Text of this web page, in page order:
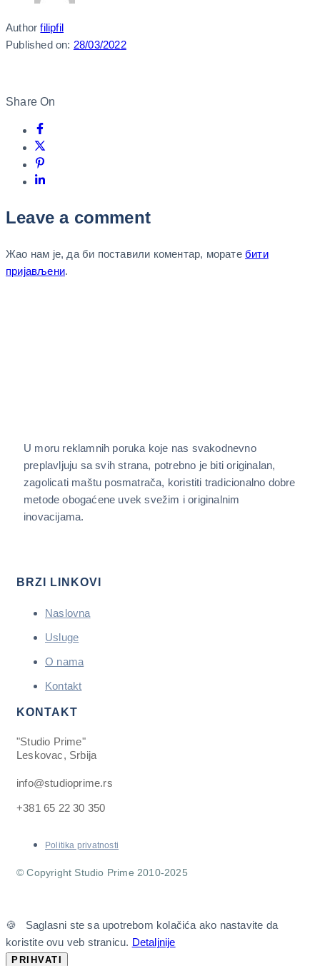
Author filipfil
Published on: 28/03/2022
Share On
Leave a comment
Жао нам је, да би поставили коментар, моратебити
пријављени.
U moru reklamnih poruka koje nas svakodnevno
preplavljuju sa svih strana, potrebno je biti originalan,
zagolicati maštu posmatrača, koristiti tradicionalno dobre
metode obogaćene uvek svežim i originalnim
inovacijama.
BRZI LINKOVI
Naslovna
Usluge
O nama
Kontakt
KONTAKT
"Studio Prime"
Leskovac, Srbija
info@studioprime.rs
+381 65 22 30 350
Politika privatnosti
© Copyright Studio Prime 2010-2025
🍪 Saglasni ste sa upotrebom kolačića ako nastavite da
koristite ovu veb stranicu. Detaljnije
PRIHVATI